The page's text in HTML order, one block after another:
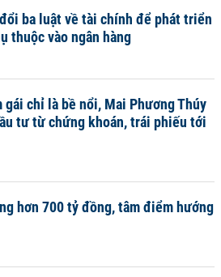
ba luật về tài chính để phát triển
thuộc vào ngân hàng
gái chỉ là bề nổi, Mai Phương Thúy
tư từ chứng khoán, trái phiếu tới
hơn 700 tỷ đồng, tâm điểm hướng